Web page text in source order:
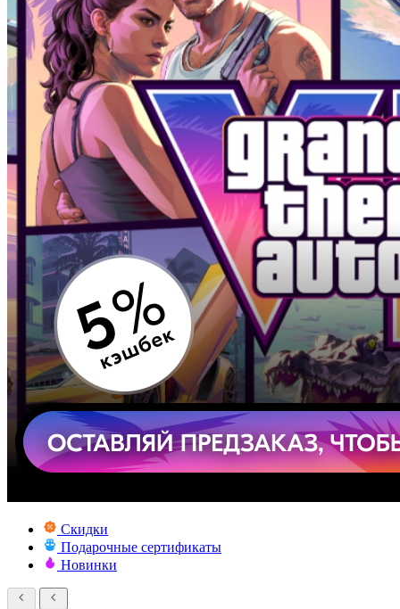
Скидки
Подарочные сертификаты
Новинки